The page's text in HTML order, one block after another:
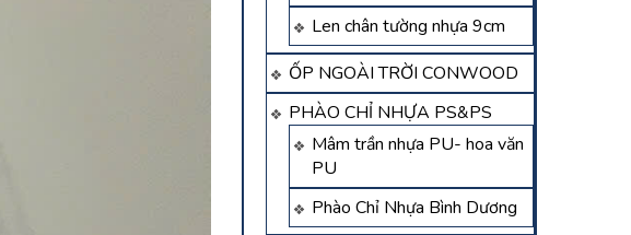
Len chân tường nhựa 9cm
ỐP NGOÀI TRỜI CONWOOD
PHÀO CHỈ NHỰA PS&PS
Mâm trần nhựa PU- hoa văn
PU
Phào Chỉ Nhựa Bình Dương